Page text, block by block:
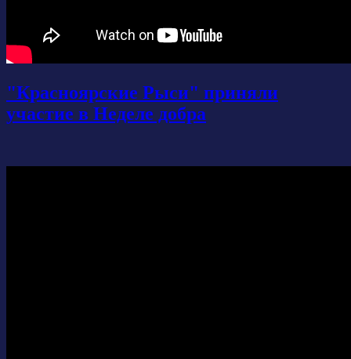
"Красноярские Рыси" приняли
участие в Неделе добра